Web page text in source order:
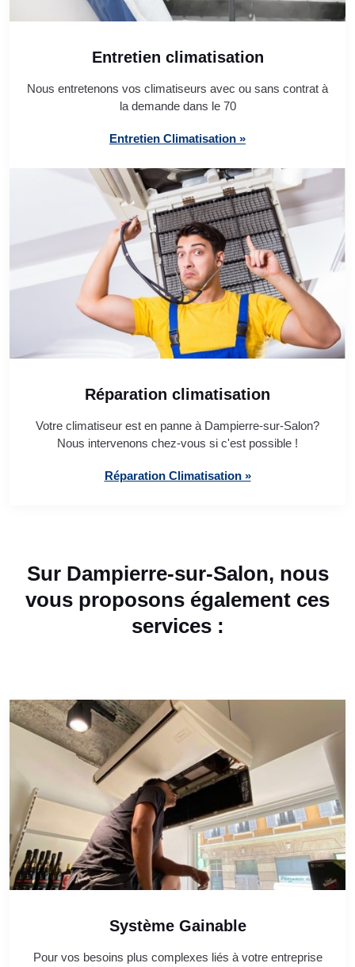
Entretien climatisation
Nous entretenons vos climatiseurs avec ou sans contrat à
la demande dans le 70
Entretien Climatisation »
Réparation climatisation
Votre climatiseur est en panne à Dampierre-sur-Salon?
Nous intervenons chez-vous si c'est possible !
Réparation Climatisation »
Sur Dampierre-sur-Salon, nous
vous proposons également ces
services :
Système Gainable
Pour vos besoins plus complexes liés à votre entreprise